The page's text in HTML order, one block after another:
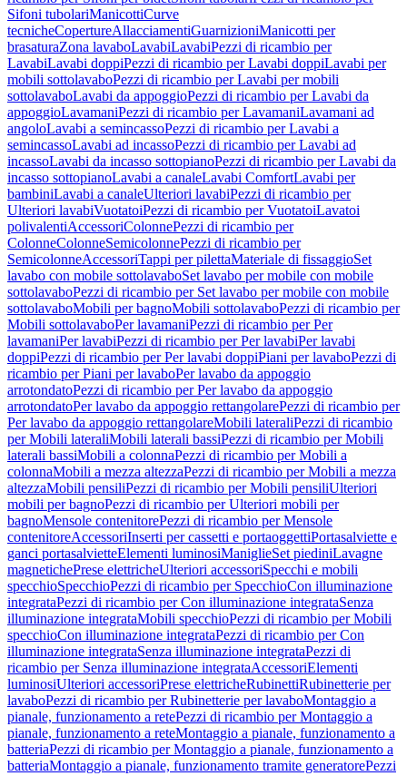
Sifoni tubolariManicottiCurve
tecnicheCopertureAllacciamentiGuarnizioniManicotti per
brasaturaZona lavaboLavabiLavabiPezzi di ricambio per
LavabiLavabi doppiPezzi di ricambio per Lavabi doppiLavabi per
mobili sottolavaboPezzi di ricambio per Lavabi per mobili
sottolavaboLavabi da appoggioPezzi di ricambio per Lavabi da
appoggioLavamaniPezzi di ricambio per LavamaniLavamani ad
angoloLavabi a semincassoPezzi di ricambio per Lavabi a
semincassoLavabi ad incassoPezzi di ricambio per Lavabi ad
incassoLavabi da incasso sottopianoPezzi di ricambio per Lavabi da
incasso sottopianoLavabi a canaleLavabi ComfortLavabi per
bambiniLavabi a canaleUlteriori lavabiPezzi di ricambio per
Ulteriori lavabiVuotatoiPezzi di ricambio per VuotatoiLavatoi
polivalentiAccessoriColonnePezzi di ricambio per
ColonneColonneSemicolonnePezzi di ricambio per
SemicolonneAccessoriTappi per pilettaMateriale di fissaggioSet
lavabo con mobile sottolavaboSet lavabo per mobile con mobile
sottolavaboPezzi di ricambio per Set lavabo per mobile con mobile
sottolavaboMobili per bagnoMobili sottolavaboPezzi di ricambio per
Mobili sottolavaboPer lavamaniPezzi di ricambio per Per
lavamaniPer lavabiPezzi di ricambio per Per lavabiPer lavabi
doppiPezzi di ricambio per Per lavabi doppiPiani per lavaboPezzi di
ricambio per Piani per lavaboPer lavabo da appoggio
arrotondatoPezzi di ricambio per Per lavabo da appoggio
arrotondatoPer lavabo da appoggio rettangolarePezzi di ricambio per
Per lavabo da appoggio rettangolareMobili lateraliPezzi di ricambio
per Mobili lateraliMobili laterali bassiPezzi di ricambio per Mobili
laterali bassiMobili a colonnaPezzi di ricambio per Mobili a
colonnaMobili a mezza altezzaPezzi di ricambio per Mobili a mezza
altezzaMobili pensiliPezzi di ricambio per Mobili pensiliUlteriori
mobili per bagnoPezzi di ricambio per Ulteriori mobili per
bagnoMensole contenitorePezzi di ricambio per Mensole
contenitoreAccessoriInserti per cassetti e portaoggettiPortasalviette e
ganci portasalvietteElementi luminosiManiglieSet piediniLavagne
magnetichePrese elettricheUlteriori accessoriSpecchi e mobili
specchioSpecchioPezzi di ricambio per SpecchioCon illuminazione
integrataPezzi di ricambio per Con illuminazione integrataSenza
illuminazione integrataMobili specchioPezzi di ricambio per Mobili
specchioCon illuminazione integrataPezzi di ricambio per Con
illuminazione integrataSenza illuminazione integrataPezzi di
ricambio per Senza illuminazione integrataAccessoriElementi
luminosiUlteriori accessoriPrese elettricheRubinettiRubinetterie per
lavaboPezzi di ricambio per Rubinetterie per lavaboMontaggio a
pianale, funzionamento a retePezzi di ricambio per Montaggio a
pianale, funzionamento a reteMontaggio a pianale, funzionamento a
batteriaPezzi di ricambio per Montaggio a pianale, funzionamento a
batteriaMontaggio a pianale, funzionamento tramite generatorePezzi